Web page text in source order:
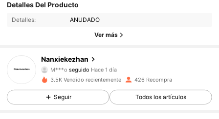
Detalles Del Producto
Detalles: ANUDADO
Ver más
Nanxiekezhan
234 Seguidores
M***oseguido Hace 1 día
4.91
234 Seguidores
4.91 234 Seguidores
3.5K Vendido recientemente 426 Recompra
Seguir Todos los artículos